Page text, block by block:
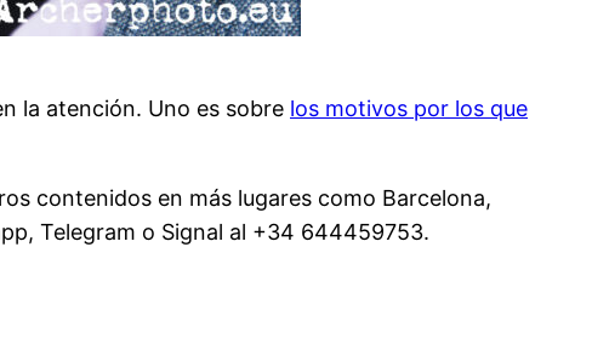
la atención. Uno es sobre los motivos por los que
contenidos en más lugares como Barcelona,
Telegram o Signal al +34 644459753.